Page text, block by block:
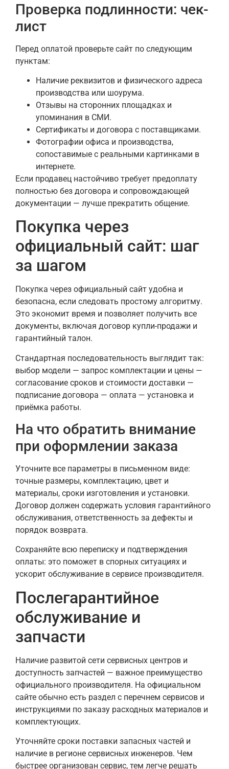
Проверка подлинности: чек-
лист
Перед оплатой проверьте сайт по следующим
пунктам:
Наличие реквизитов и физического адреса
производства или шоурума.
Отзывы на сторонних площадках и
упоминания в СМИ.
Сертификаты и договора с поставщиками.
Фотографии офиса и производства,
сопоставимые с реальными картинками в
интернете.
Если продавец настойчиво требует предоплату
полностью без договора и сопровождающей
документации — лучше прекратить общение.
Покупка через
официальный сайт: шаг
за шагом
Покупка через официальный сайт удобна и
безопасна, если следовать простому алгоритму.
Это экономит время и позволяет получить все
документы, включая договор купли-продажи и
гарантийный талон.
Стандартная последовательность выглядит так:
выбор модели — запрос комплектации и цены —
согласование сроков и стоимости доставки —
подписание договора — оплата — установка и
приёмка работы.
На что обратить внимание
при оформлении заказа
Уточните все параметры в письменном виде:
точные размеры, комплектацию, цвет и
материалы, сроки изготовления и установки.
Договор должен содержать условия гарантийного
обслуживания, ответственность за дефекты и
порядок возврата.
Сохраняйте всю переписку и подтверждения
оплаты: это поможет в спорных ситуациях и
ускорит обслуживание в сервисе производителя.
Послегарантийное
обслуживание и
запчасти
Наличие развитой сети сервисных центров и
доступность запчастей — важное преимущество
официального производителя. На официальном
сайте обычно есть раздел с перечнем сервисов и
инструкциями по заказу расходных материалов и
комплектующих.
Уточняйте сроки поставки запасных частей и
наличие в регионе сервисных инженеров. Чем
быстрее организован сервис, тем легче решать